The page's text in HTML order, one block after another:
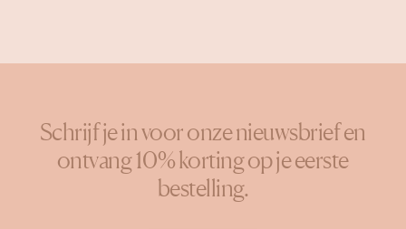
Schrijf je in voor onze nieuwsbrief en
ontvang 10% korting op je eerste
bestelling.